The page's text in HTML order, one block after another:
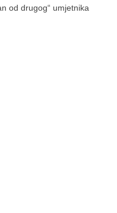
od drugog“ umjetnika